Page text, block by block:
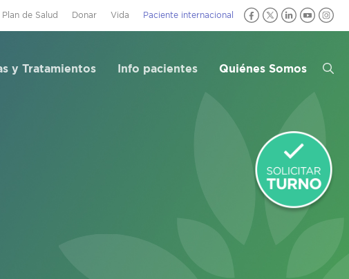
Plan de Salud Donar Vida Paciente internacional
y Tratamientos Info pacientes Quiénes Somos